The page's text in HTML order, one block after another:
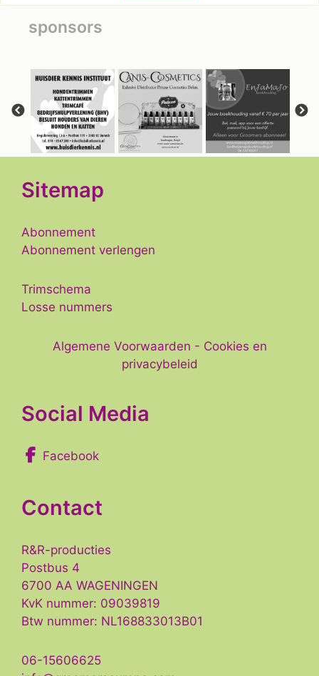
sponsors
Sitemap
Abonnement
Abonnement verlengen
Trimschema
Losse nummers
Algemene Voorwaarden - Cookies en
privacybeleid
Social Media
Facebook
Contact
R&R-producties
Postbus 4
6700 AA WAGENINGEN
KvK nummer: 09039819
Btw nummer: NL168833013B01
06-15606625